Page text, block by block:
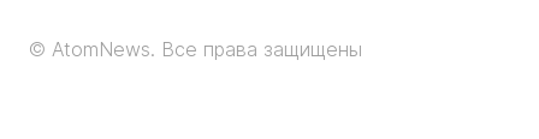
© AtomNews. Все права защищены